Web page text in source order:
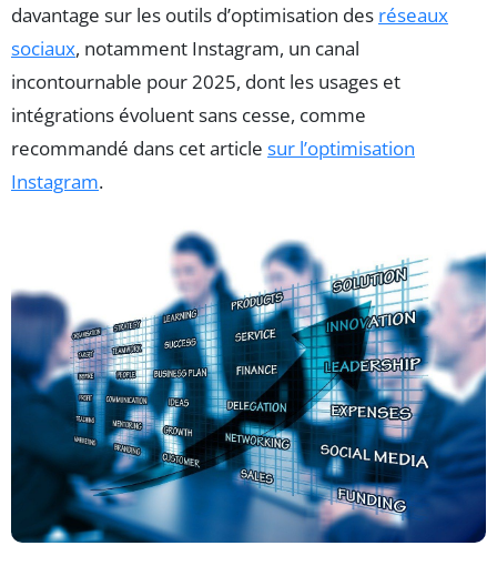
davantage sur les outils d’optimisation des réseaux
sociaux, notamment Instagram, un canal
incontournable pour 2025, dont les usages et
intégrations évoluent sans cesse, comme
recommandé dans cet article sur l’optimisation
Instagram.